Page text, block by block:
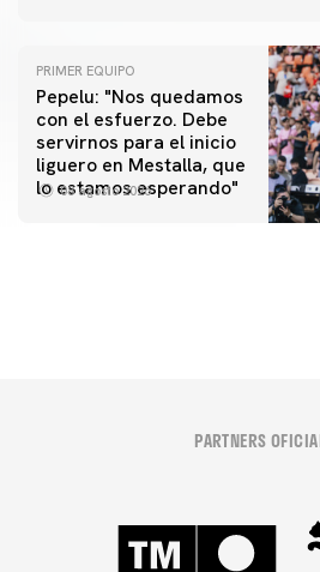
PRIMER EQUIPO
Pepelu: "Nos quedamos
con el esfuerzo. Debe
servirnos para el inicio
liguero en Mestalla, que
lo estamos esperando"
08 agosto 2026
PRIMER EQUIPO
Las fotos del Valencia CF-
PRIMER EQUIPO
MESTALLA 📍
PARTNERS